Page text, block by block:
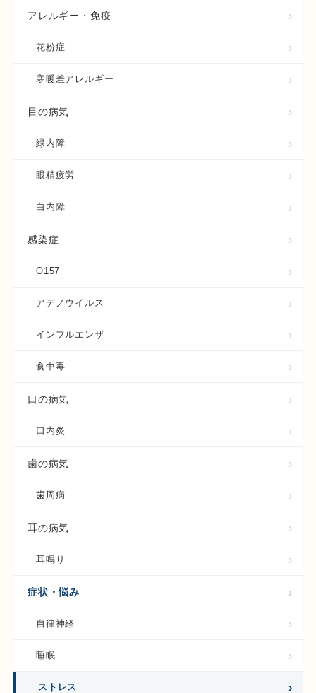
アレルギー・免疫
花粉症
寒暖差アレルギー
目の病気
緑内障
眼精疲労
白内障
感染症
O157
アデノウイルス
インフルエンザ
食中毒
口の病気
口内炎
歯の病気
歯周病
耳の病気
耳鳴り
症状・悩み
自律神経
睡眠
ストレス